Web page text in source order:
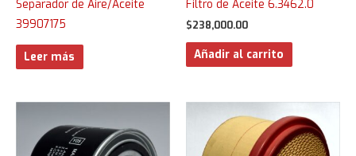
Separador de Aire/Aceite
39907175
Leer más
Filtro de Aceite 6.3462.0
$238,000.00
Añadir al carrito